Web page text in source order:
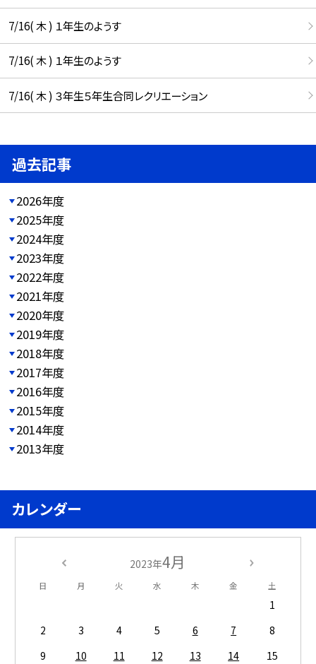
7/16( 木 ) １年生のようす
7/16( 木 ) １年生のようす
7/16( 木 ) ３年生５年生合同レクリエーション
過去記事
2026年度
2025年度
2024年度
2023年度
2022年度
2021年度
2020年度
2019年度
2018年度
2017年度
2016年度
2015年度
2014年度
2013年度
カレンダー
2023年4月
日 月 火 水 木 金 土
1
2
3 4 5 6 7
8
9
10 11 12 13 14
15